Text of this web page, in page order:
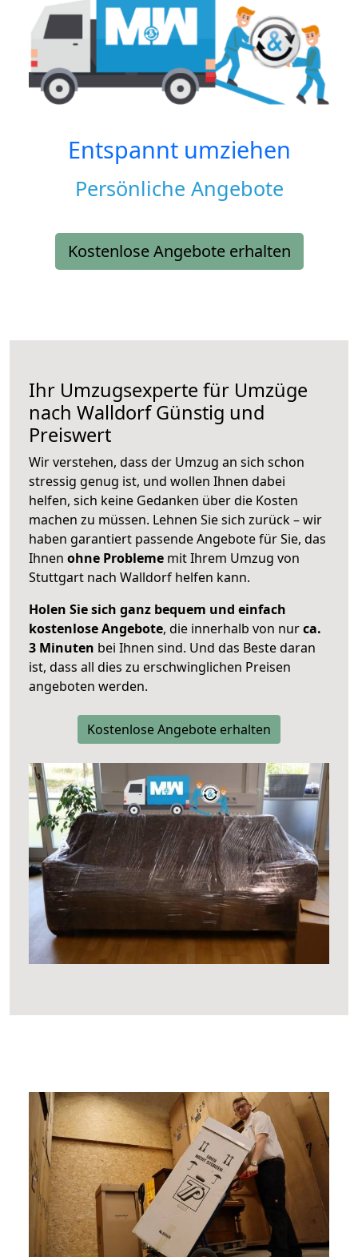
Entspannt umziehen
Persönliche Angebote
Kostenlose Angebote erhalten
Ihr Umzugsexperte für Umzüge
nach WalldorfGünstig und
Preiswert
Wir verstehen, dass der Umzug an sich schon
stressig genug ist, und wollen Ihnen dabei
helfen, sich keine Gedanken über die Kosten
machen zu müssen. Lehnen Sie sich zurück – wir
haben garantiert passende Angebote für Sie, das
Ihnen ohne Probleme mit Ihrem Umzug von
Stuttgart nach Walldorf helfen kann.
Holen Sie sich ganz bequem und einfach
kostenlose Angebote, die innerhalb von nurca.
3 Minuten bei Ihnen sind. Und das Beste daran
ist, dass all dies zu erschwinglichen Preisen
angeboten werden.
Kostenlose Angebote erhalten